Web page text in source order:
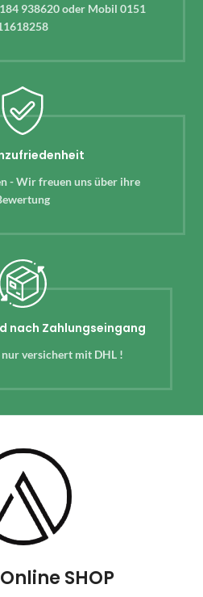
938620 oder Mobil 0151
- Wir freuen uns über ihre
nach Zahlungseingang
versichert mit DHL !
SHOP